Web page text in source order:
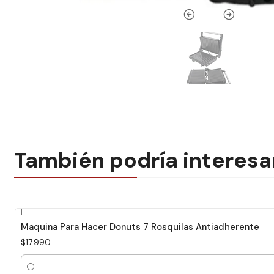
También podría
Maquina Para Hacer Donuts 7 Rosquilas Antiadherente
$17.990